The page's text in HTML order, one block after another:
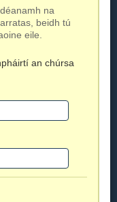
na
beidh tú
eile.
an chúrsa